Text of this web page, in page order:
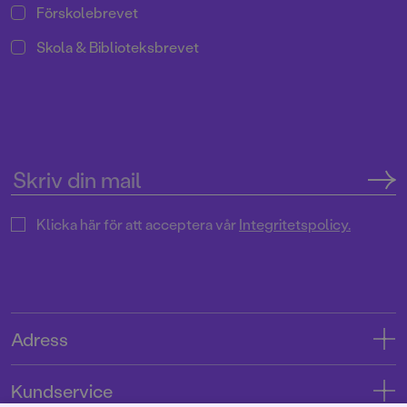
Förskolebrevet
Skola & Biblioteksbrevet
Klicka här för att acceptera vårIntegritetspolicy.
Adress
Kundservice